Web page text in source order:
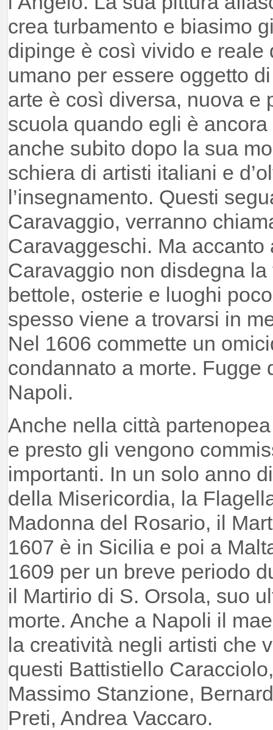
crea turbamento e biasimo
dipinge è così vivido e reale
umano per essere oggetto
arte è così diversa, nuova e
scuola quando egli è
anche subito dopo la sua
schiera di artisti italiani e
l’insegnamento. Questi
Caravaggio, verranno
Caravaggeschi. Ma accanto
Caravaggio non disdegna
bettole, osterie e luoghi
spesso viene a trovarsi in
Nel 1606 commette un
condannato a morte. Fugge
Napoli.
Anche nella città
e presto gli vengono
importanti. In un solo anno
della Misericordia, la
Madonna del Rosario, il
1607 è in Sicilia e poi a
1609 per un breve periodo
il Martirio di S. Orsola, suo
morte. Anche a Napoli il
la creatività negli artisti che
questi Battistiello
Massimo Stanzione,
Preti, Andrea Vaccaro.